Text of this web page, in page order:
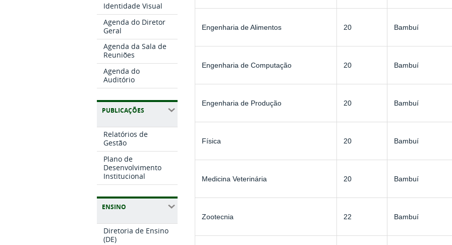
Identidade Visual
Agenda do Diretor
Geral
Agenda da Sala de
Reuniões
Agenda do
Auditório
PUBLICAÇÕES
Relatórios de
Gestão
Plano de
Desenvolvimento
Institucional
ENSINO
Diretoria de Ensino
(DE)
Engenharia de Alimentos 20 Bambuí
Engenharia de Computação 20 Bambuí
Engenharia de Produção 20 Bambuí
Física 20 Bambuí
Medicina Veterinária 20 Bambuí
Zootecnia 22 Bambuí